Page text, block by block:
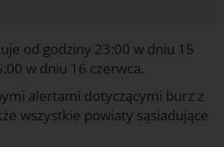
od godziny 23:00 w dniu 15
w dniu 16 czerwca.
alertami dotyczącymi burz z
wszystkie powiaty sąsiadujące